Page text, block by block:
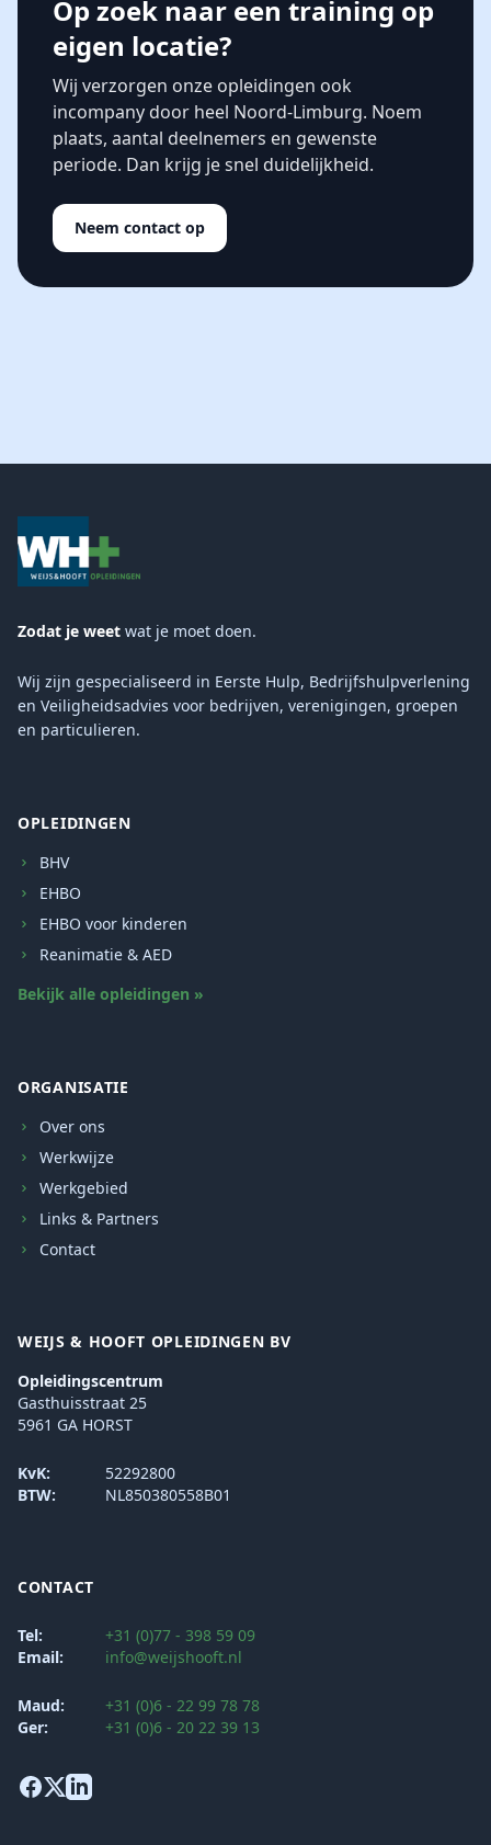
Op zoek naar een training op
eigen locatie?
Wij verzorgen onze opleidingen ook
incompany door heel Noord-Limburg. Noem
plaats, aantal deelnemers en gewenste
periode. Dan krijg je snel duidelijkheid.
Neem contact op
Zodat je weet wat je moet doen.
Wij zijn gespecialiseerd in Eerste Hulp, Bedrijfshulpverlening
en Veiligheidsadvies voor bedrijven, verenigingen, groepen
en particulieren.
OPLEIDINGEN
BHV
EHBO
EHBO voor kinderen
Reanimatie & AED
Bekijk alle opleidingen »
ORGANISATIE
Over ons
Werkwijze
Werkgebied
Links & Partners
Contact
WEIJS & HOOFT OPLEIDINGEN BV
Opleidingscentrum
Gasthuisstraat 25
5961 GA HORST
KvK:
52292800
BTW:
NL850380558B01
CONTACT
Tel:
+31 (0)77 - 398 59 09
Email:
info@weijshooft.nl
Maud:
+31 (0)6 - 22 99 78 78
Ger:
+31 (0)6 - 20 22 39 13